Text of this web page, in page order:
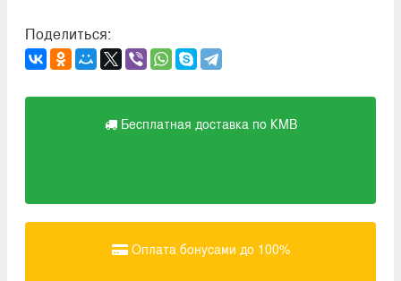
Поделиться:
Бесплатная доставка по КМВ
Оплата бонусами до 100%